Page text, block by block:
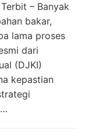
– Banyak
bakar,
lama proses
dari
(DJKI)
kepastian